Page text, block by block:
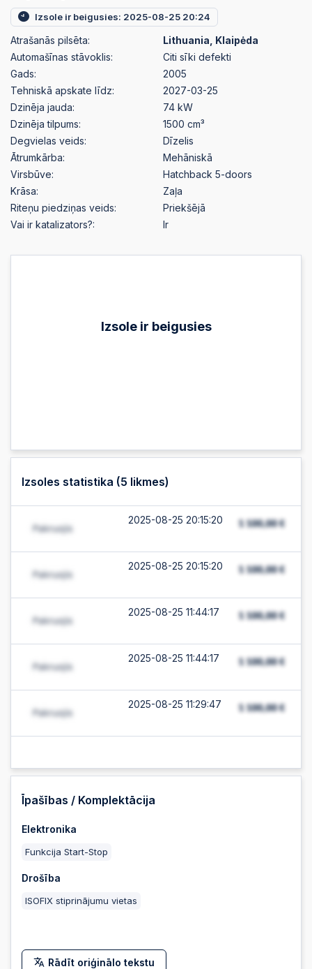
Izsole ir beigusies: 2025-08-25 20:24
Atrašanās pilsēta:
Lithuania, Klaipėda
Automašīnas stāvoklis:
Citi sīki defekti
Gads:
2005
Tehniskā apskate līdz:
2027-03-25
Dzinēja jauda:
74 kW
Dzinēja tilpums:
1500 cm³
Degvielas veids:
Dīzelis
Ātrumkārba:
Mehāniskā
Virsbūve:
Hatchback 5-doors
Krāsa:
Zaļa
Riteņu piedziņas veids:
Priekšējā
Vai ir katalizators?:
Ir
Izsole ir beigusies
Izsoles statistika (5 likmes)
2025-08-25 20:15:20
2025-08-25 20:15:20
2025-08-25 11:44:17
2025-08-25 11:44:17
2025-08-25 11:29:47
Īpašības / Komplektācija
Elektronika
Funkcija Start-Stop
Drošība
ISOFIX stiprinājumu vietas
Rādīt oriģinālo tekstu